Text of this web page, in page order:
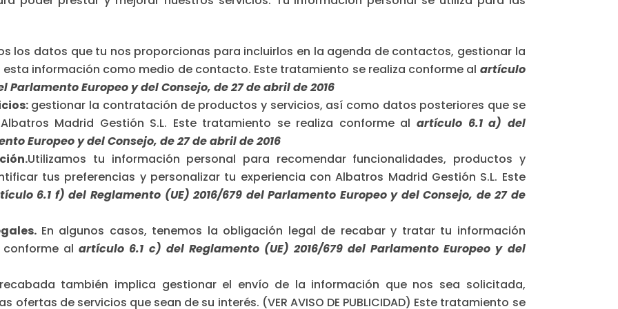
los datos que tu nos proporcionas para incluirlos en la agenda de contactos, gestionar la
información como medio de contacto. Este tratamiento se realiza conforme al artículo
Parlamento Europeo y del Consejo, de 27 de abril de 2016
gestionar la contratación de productos y servicios, así como datos posteriores que se
Madrid Gestión S.L. Este tratamiento se realiza conforme al artículo 6.1 a) del
Europeo y del Consejo, de 27 de abril de 2016
Utilizamos tu información personal para recomendar funcionalidades, productos y
tus preferencias y personalizar tu experiencia con Albatros Madrid Gestión S.L. Este
6.1 f) del Reglamento (UE) 2016/679 del Parlamento Europeo y del Consejo, de 27 de
En algunos casos, tenemos la obligación legal de recabar y tratar tu información
conforme alartículo 6.1 c) del Reglamento (UE) 2016/679 del Parlamento Europeo y del
también implica gestionar el envío de la información que nos sea solicitada,
de servicios que sean de su interés. (VER AVISO DE PUBLICIDAD) Este tratamiento se